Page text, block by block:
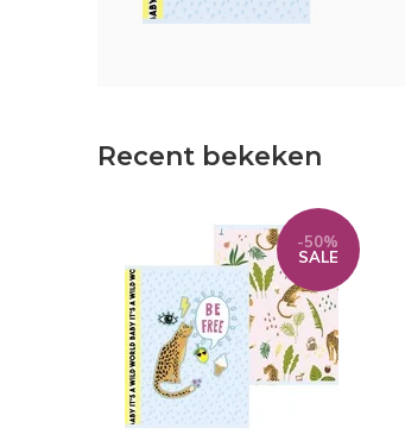
Recent bekeken
-50%
SALE